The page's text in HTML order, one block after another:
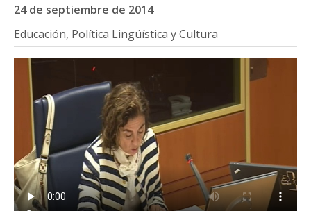
24 de septiembre de 2014
Educación, Política Lingüística y Cultura